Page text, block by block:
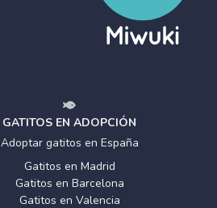
GATITOS EN ADOPCIÓN
Adoptar gatitos en España
Gatitos en Madrid
Gatitos en Barcelona
Gatitos en Valencia